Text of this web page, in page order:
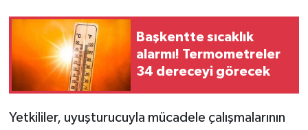
Başkentte sıcaklık
alarmı! Termometreler
34 dereceyi görecek
Yetkililer, uyuşturucuyla mücadele çalışmalarının